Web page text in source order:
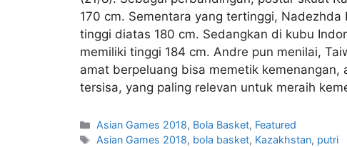
170 cm. Sementara yang tertinggi,
tinggi diatas 180 cm. Sedangkan di kubu
memiliki tinggi 184 cm. Andre pun menilai,
amat berpeluang bisa memetik kemenangan,
tersisa, yang paling relevan untuk meraih
Asian Games 2018, Bola Basket, Featured
Asian Games 2018, bola basket, Kazakhstan, putri